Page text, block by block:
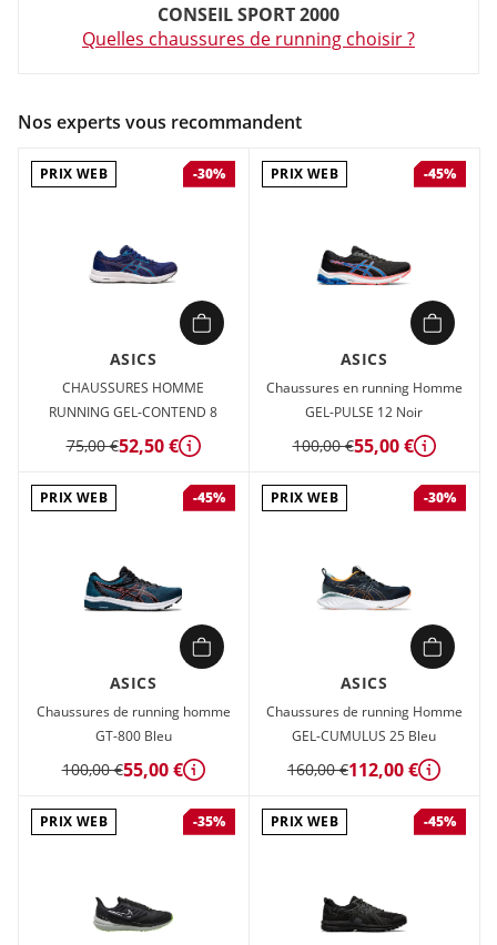
Composition :
Tige textile , Semelle caoutchouc
et mesh. Doublure textile. Semelle extérieure en caoutchouc.
Empeigne contenant 20% minimum de matières recyclées.
Coussinet GEL™ au talon assurant un excellent amorti.
CONSEIL SPORT 2000
Quelles chaussures de running choisir ?
Nos experts vous recommandent
PRIX WEB -30%
ASICS
CHAUSSURES HOMME
RUNNING GEL-CONTEND 8
75,00 €52,50 € Détails
PRIX WEB -45%
ASICS
Chaussures en running Homme
GEL-PULSE 12 Noir
100,00 €55,00 € Détails
PRIX WEB -45%
ASICS
Chaussures de running homme
GT-800 Bleu
100,00 €55,00 € Détails
PRIX WEB -30%
ASICS
Chaussures de running Homme
GEL-CUMULUS 25 Bleu
160,00 €112,00 € Détails
PRIX WEB -35% PRIX WEB -45%